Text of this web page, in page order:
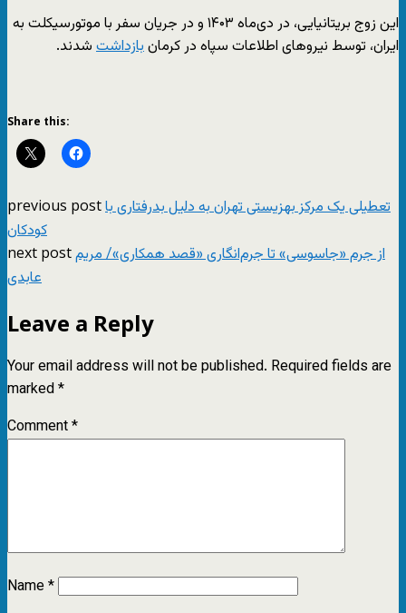
این زوج بریتانیایی، در دی‌ماه ۱۴۰۳ و در جریان سفر با موتورسیکلت به
ایران، توسط نیروهای اطلاعات سپاه در کرمانبازداشت شدند.
Share this:
previous postتعطیلی یک مرکز بهزیستی تهران به دلیل بدرفتاری با
کودکان
next postاز جرم «جاسوسی» تا جرم‌انگاری «قصد همکاری»/ مریم
عابدی
Leave a Reply
Your email address will not be published. Required fields are
marked*
Comment*
Name*